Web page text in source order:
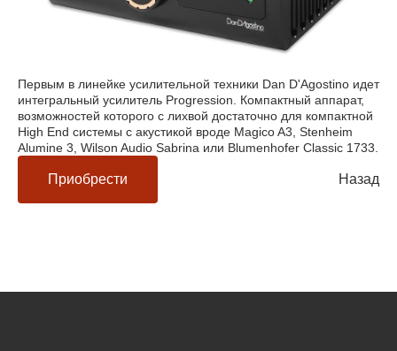
Первым в линейке усилительной техники Dan D'Agostino идет
интегральный усилитель Progression. Компактный аппарат,
возможностей которого с лихвой достаточно для компактной
High End системы с акустикой вроде Magico A3, Stenheim
Alumine 3, Wilson Audio Sabrina или Blumenhofer Classic 1733.
Приобрести Назад